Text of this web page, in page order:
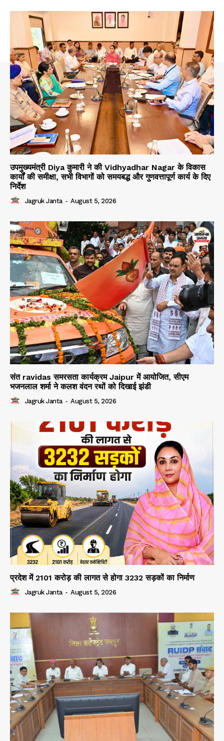
उपमुख्यमंत्री Diya कुमारी ने की Vidhyadhar Nagar के विकास
कार्यों की समीक्षा, सभी विभागों को समयबद्ध और गुणवत्तापूर्ण कार्य के दिए
निर्देश
Jagruk Janta - August 5, 2026
संत ravidas समरसता कार्यक्रम Jaipur में आयोजित, सीएम
भजनलाल शर्मा ने कलश वंदन रथों को दिखाई झंडी
Jagruk Janta - August 5, 2026
प्रदेश में 2101 करोड़ की लागत से होगा 3232 सड़कों का निर्माण
Jagruk Janta - August 5, 2026